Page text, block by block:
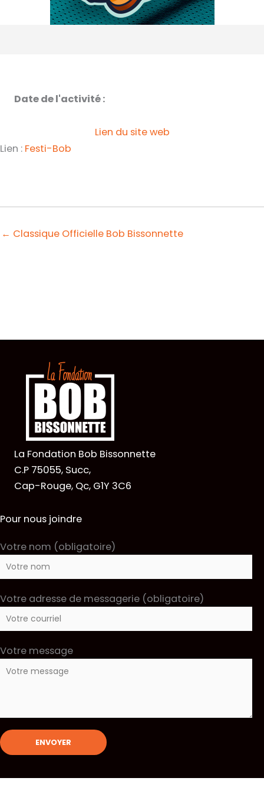
Date de l'activité :
Lien du site web
Lien : Festi-Bob
← Classique Officielle Bob Bissonnette
La Fondation Bob Bissonnette
C.P 75055, Succ,
Cap-Rouge, Qc, G1Y 3C6
Pour nous joindre
Votre nom (obligatoire)
Votre adresse de messagerie (obligatoire)
Votre message